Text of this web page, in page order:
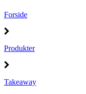
Forside
Produkter
Takeaway